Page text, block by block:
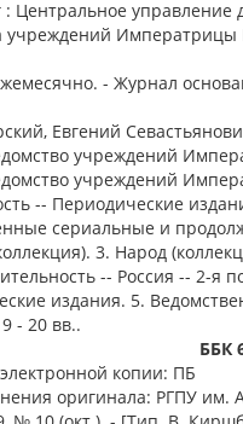
: Центральное управление
учреждений Императрицы
- Журнал
Евгений
учреждений
учреждений
-- Периодические
сериальные и
3. Народ
-- Россия -- 2-я
издания. 5.
- 20 вв..
ББК
копии: ПБ
оригинала: РГПУ им.